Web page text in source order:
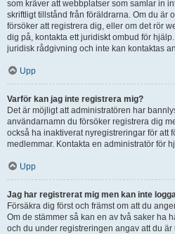
som kräver att webbplatser som samlar in
skriftligt tillstånd från föräldrarna. Om du är
försöker att registrera dig, eller om det rör
dig på, kontakta ett juridiskt ombud för
juridisk rådgivning och inte kan kontaktas
Upp
Varför kan jag inte registrera mig?
Det är möjligt att administratören har
användarnamn du försöker registrera dig
också ha inaktiverat nyregistreringar för att
medlemmar. Kontakta en administratör för
Upp
Jag har registrerat mig men kan inte
Försäkra dig först och främst om att du
Om de stämmer så kan en av två saker ha
och du under registreringen angav att du